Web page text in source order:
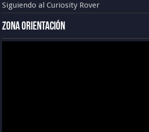
Siguiendo al Curiosity Rover
Zona Orientación